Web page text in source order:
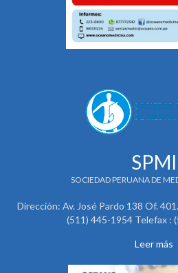
SPMI
SOCIEDAD PERUANA DE
Dirección: Av. José Pardo 138 Of.
(511) 445-1954 Telefax :
Leer más